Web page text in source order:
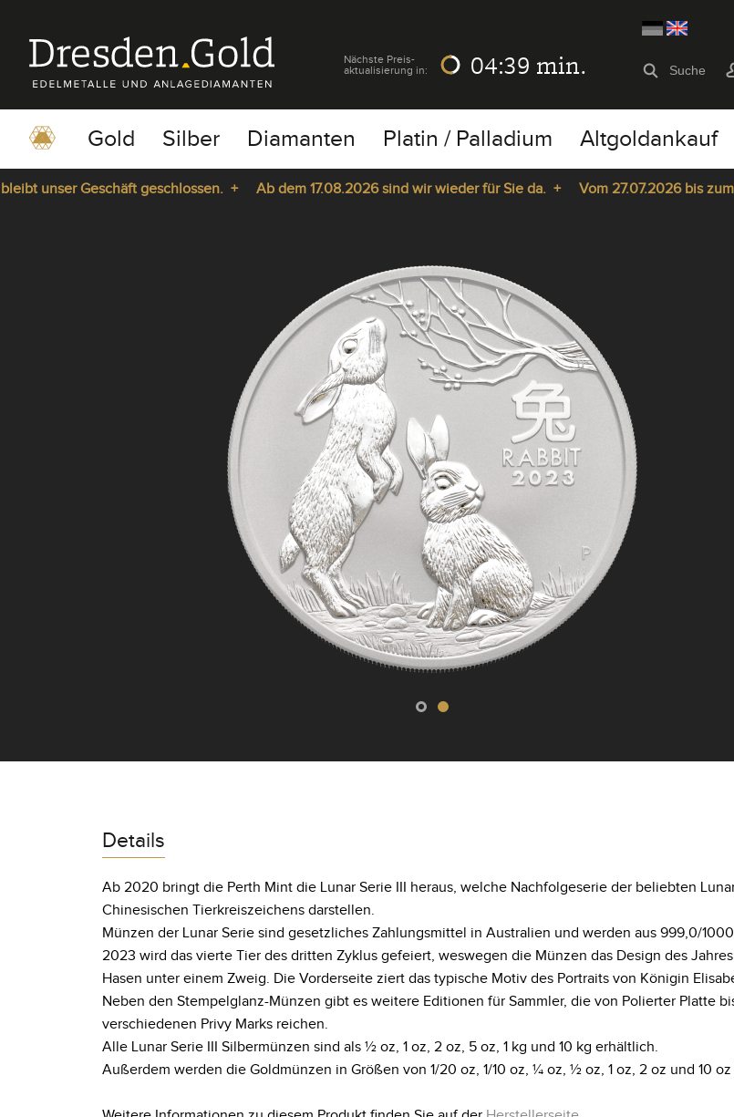
Nächste Preis-
aktualisierung in:
04:39 min.
Gold Silber Diamanten Platin / Palladium Altgoldankauf
unser Geschäft geschlossen. + Ab dem 17.08.2026 sind wir wieder für Sie da. + Vom 27.07.2026 bis zum
Details
Ab 2020 bringt die Perth Mint die Lunar Serie III heraus, welche Nachfolgeserie der beliebten
Chinesischen Tierkreiszeichens darstellen.
Münzen der Lunar Serie sind gesetzliches Zahlungsmittel in Australien und werden aus 999,0/
2023 wird das vierte Tier des dritten Zyklus gefeiert, weswegen die Münzen das Design des
Hasen unter einem Zweig. Die Vorderseite ziert das typische Motiv des Portraits von Königin
Neben den Stempelglanz-Münzen gibt es weitere Editionen für Sammler, die von Polierter Platte
verschiedenen Privy Marks reichen.
Alle Lunar Serie III Silbermünzen sind als ½ oz, 1 oz, 2 oz, 5 oz, 1 kg und 10 kg erhältlich.
Außerdem werden die Goldmünzen in Größen von 1/20 oz, 1/10 oz, ¼ oz, ½ oz, 1 oz, 2 oz und 10